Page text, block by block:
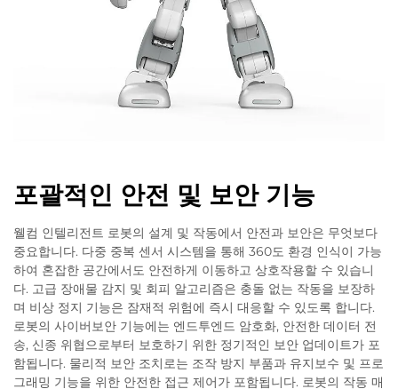
포괄적인 안전 및 보안 기능
웰컴 인텔리전트 로봇의 설계 및 작동에서 안전과 보안은 무엇보다
중요합니다. 다중 중복 센서 시스템을 통해 360도 환경 인식이 가능
하여 혼잡한 공간에서도 안전하게 이동하고 상호작용할 수 있습니
다. 고급 장애물 감지 및 회피 알고리즘은 충돌 없는 작동을 보장하
며 비상 정지 기능은 잠재적 위험에 즉시 대응할 수 있도록 합니다.
로봇의 사이버보안 기능에는 엔드투엔드 암호화, 안전한 데이터 전
송, 신종 위협으로부터 보호하기 위한 정기적인 보안 업데이트가 포
함됩니다. 물리적 보안 조치로는 조작 방지 부품과 유지보수 및 프로
그래밍 기능을 위한 안전한 접근 제어가 포함됩니다. 로봇의 작동 매